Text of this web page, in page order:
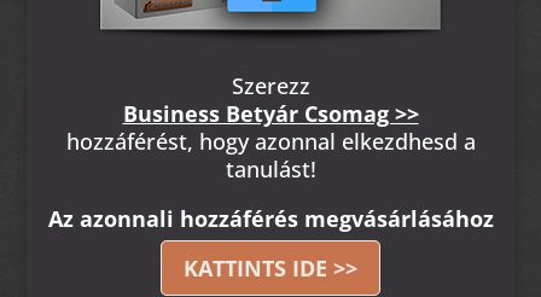
Szerezz
Business Betyár Csomag >>
hozzáférést, hogy azonnal elkezdhesd a
tanulást!
Az azonnali hozzáférés megvásárlásához
KATTINTS IDE >>